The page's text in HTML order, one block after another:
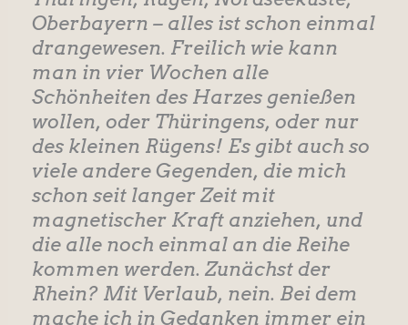
Oberbayern – alles ist schon einmal
drangewesen. Freilich wie kann
man in vier Wochen alle
Schönheiten des Harzes genießen
wollen, oder Thüringens, oder nur
des kleinen Rügens! Es gibt auch so
viele andere Gegenden, die mich
schon seit langer Zeit mit
magnetischer Kraft anziehen, und
die alle noch einmal an die Reihe
kommen werden. Zunächst der
Rhein? Mit Verlaub, nein. Bei dem
mache ich in Gedanken immer ein